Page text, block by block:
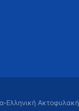
Ελληνική Ακτοφυλακή